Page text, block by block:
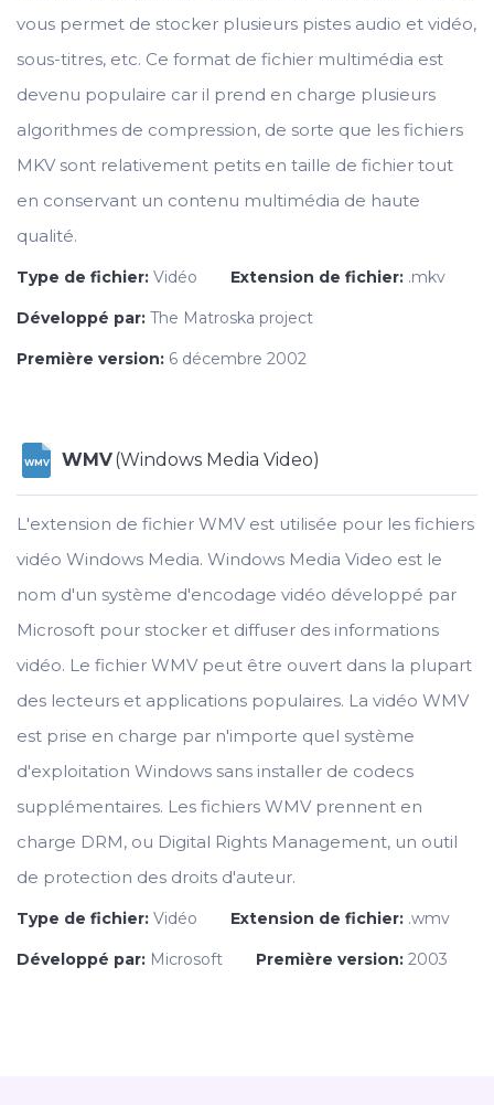
vous permet de stocker plusieurs pistes audio et vidéo,
sous-titres, etc. Ce format de fichier multimédia est
devenu populaire car il prend en charge plusieurs
algorithmes de compression, de sorte que les fichiers
MKV sont relativement petits en taille de fichier tout
en conservant un contenu multimédia de haute
qualité.
Type de fichier: Vidéo Extension de fichier: .mkv
Développé par: The Matroska project
Première version: 6 décembre 2002
WMV WMV(Windows Media Video)
L'extension de fichier WMV est utilisée pour les fichiers
vidéo Windows Media. Windows Media Video est le
nom d'un système d'encodage vidéo développé par
Microsoft pour stocker et diffuser des informations
vidéo. Le fichier WMV peut être ouvert dans la plupart
des lecteurs et applications populaires. La vidéo WMV
est prise en charge par n'importe quel système
d'exploitation Windows sans installer de codecs
supplémentaires. Les fichiers WMV prennent en
charge DRM, ou Digital Rights Management, un outil
de protection des droits d'auteur.
Type de fichier: Vidéo Extension de fichier: .wmv
Développé par: Microsoft Première version: 2003